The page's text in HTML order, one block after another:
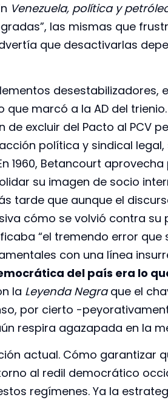
Venezuela, política y
las mismas que
que desactivarlas
desestabilizadores,
marcó a la AD del
excluir del Pacto al PCV
política y sindical legal,
1960, Betancourt
su imagen de socio
tarde que aunque el
cómo se volvió contra su
“el tremendo error
con una línea
del país era lo
la Leyenda Negraque el
por cierto -
respira agazapada en la
actual. Cómo garantizar
al redil democrático
regímenes. Ya la